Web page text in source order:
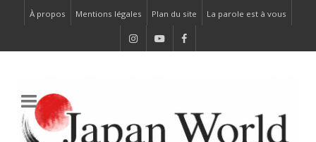
À propos Mentions légales Plan du site La parole est à vous